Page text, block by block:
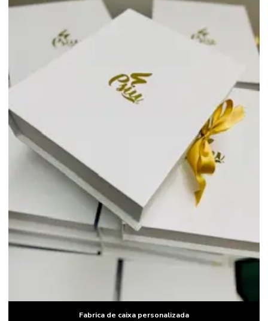
Fabrica de caixa personalizada